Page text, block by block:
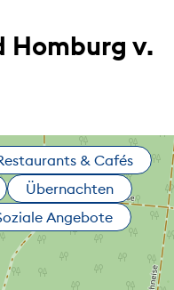
Homburg v.
& Cafés
Übernachten
Angebote